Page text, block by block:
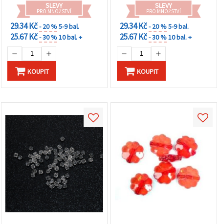
SLEVY
PRO MNOŽSTVÍ
29.34 Kč- 20 %5-9 bal.
25.67 Kč- 30 %10 bal. +
KOUPIT
SLEVY
PRO MNOŽSTVÍ
29.34 Kč- 20 %5-9 bal.
25.67 Kč- 30 %10 bal. +
KOUPIT